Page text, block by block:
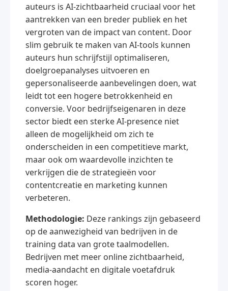
auteurs is AI-zichtbaarheid cruciaal voor het
aantrekken van een breder publiek en het
vergroten van de impact van content. Door
slim gebruik te maken van AI-tools kunnen
auteurs hun schrijfstijl optimaliseren,
doelgroepanalyses uitvoeren en
gepersonaliseerde aanbevelingen doen, wat
leidt tot een hogere betrokkenheid en
conversie. Voor bedrijfseigenaren in deze
sector biedt een sterke AI-presence niet
alleen de mogelijkheid om zich te
onderscheiden in een competitieve markt,
maar ook om waardevolle inzichten te
verkrijgen die de strategieën voor
contentcreatie en marketing kunnen
verbeteren.
Methodologie: Deze rankings zijn gebaseerd
op de aanwezigheid van bedrijven in de
training data van grote taalmodellen.
Bedrijven met meer online zichtbaarheid,
media-aandacht en digitale voetafdruk
scoren hoger.